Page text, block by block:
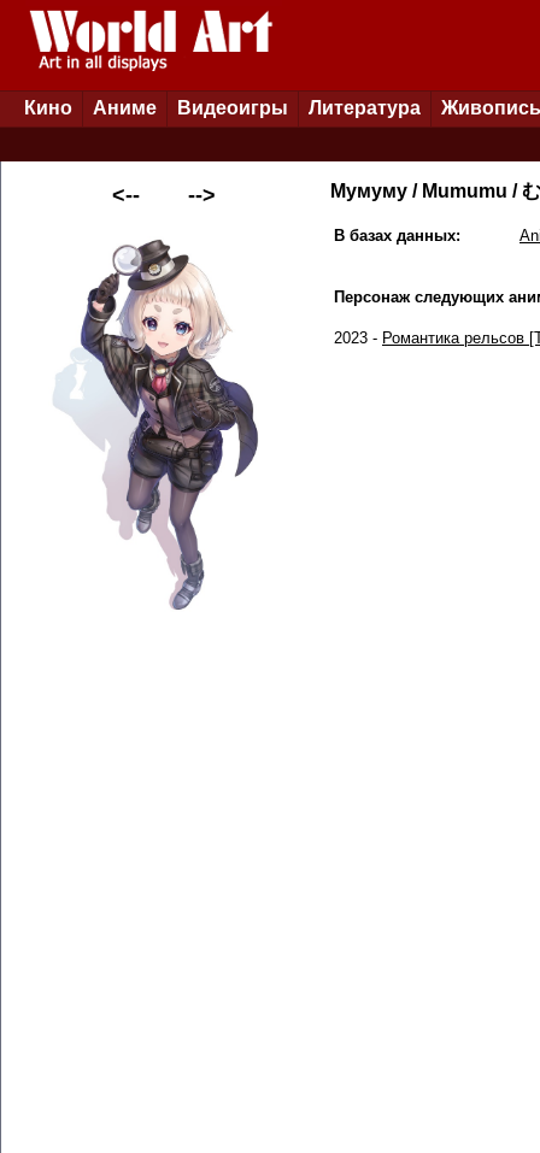
Кино Аниме Видеоигры Литература Живопись
<-- --> Мумуму / Mumumu /
В базах данных:
Персонаж следующих
2023 - Романтика рельсов